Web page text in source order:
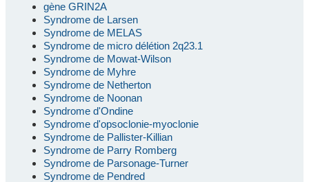
gène GRIN2A
Syndrome de Larsen
Syndrome de MELAS
Syndrome de micro délétion 2q23.1
Syndrome de Mowat-Wilson
Syndrome de Myhre
Syndrome de Netherton
Syndrome de Noonan
Syndrome d'Ondine
Syndrome d'opsoclonie-myoclonie
Syndrome de Pallister-Killian
Syndrome de Parry Romberg
Syndrome de Parsonage-Turner
Syndrome de Pendred